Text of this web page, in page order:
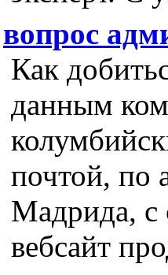
вопрос
Как
данным
почтой, по
Мадрида, с
вебсайт